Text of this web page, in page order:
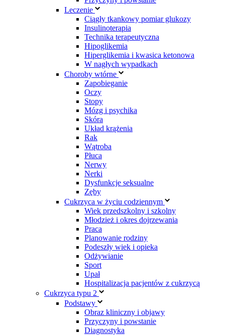
Leczenie
Ciągły tkankowy pomiar glukozy
Insulinoterapia
Technika terapeutyczna
Hipoglikemia
Hiperglikemia i kwasica ketonowa
W nagłych wypadkach
Choroby wtórne
Zapobieganie
Oczy
Stopy
Mózg i psychika
Skóra
Układ krążenia
Rak
Wątroba
Płuca
Nerwy
Nerki
Dysfunkcje seksualne
Zęby
Cukrzyca w życiu codziennym
Wiek przedszkolny i szkolny
Młodzież i okres dojrzewania
Praca
Planowanie rodziny
Podeszły wiek i opieka
Odżywianie
Sport
Upał
Hospitalizacja pacjentów z cukrzycą
Cukrzyca typu 2
Podstawy
Obraz kliniczny i objawy
Przyczyny i powstanie
Diagnostyka